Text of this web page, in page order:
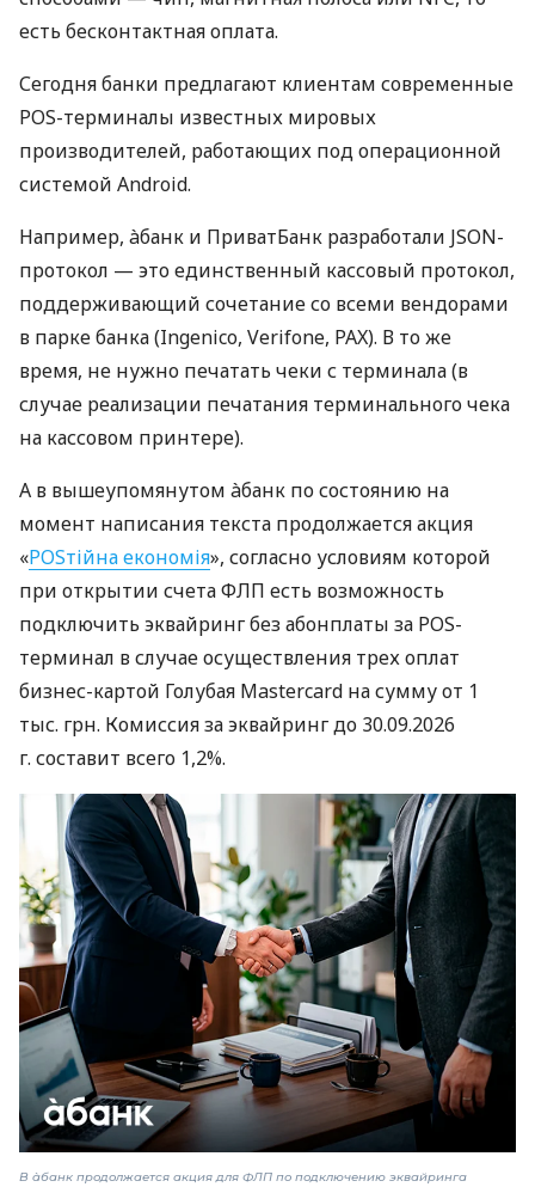
есть бесконтактная оплата.
Сегодня банки предлагают клиентам современные
POS-терминалы известных мировых
производителей, работающих под операционной
системой Android.
Например, àбанк и ПриватБанк разработали JSON-
протокол — это единственный кассовый протокол,
поддерживающий сочетание со всеми вендорами
в парке банка (Ingenico, Verifone, PAX). В то же
время, не нужно печатать чеки с терминала (в
случае реализации печатания терминального чека
на кассовом принтере).
А в вышеупомянутом àбанк по состоянию на
момент написания текста продолжается акция
«POSтійна економія», согласно условиям которой
при открытии счета ФЛП есть возможность
подключить эквайринг без абонплаты за POS-
терминал в случае осуществления трех оплат
бизнес-картой Голубая Mastercard на сумму от 1
тыс. грн. Комиссия за эквайринг до 30.09.2026
г. составит всего 1,2%.
В àбанк продолжается акция для ФЛП по подключению эквайринга